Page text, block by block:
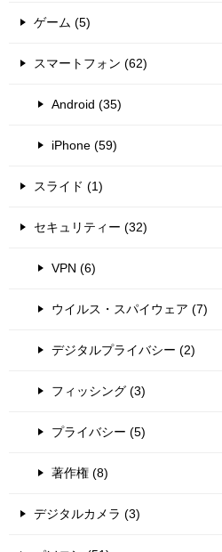
ゲーム (5)
スマートフォン (62)
Android (35)
iPhone (59)
スライド (1)
セキュリティー (32)
VPN (6)
ウイルス・スパイウェア (7)
デジタルプライバシー (2)
フィッシング (3)
プライバシー (5)
著作権 (8)
デジタルカメラ (3)